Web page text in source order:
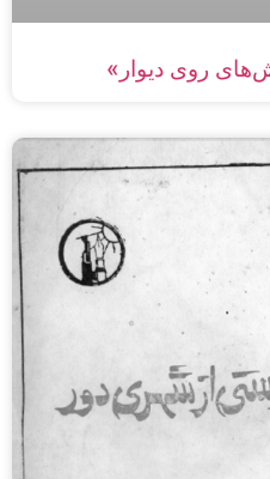
روی دیوار»